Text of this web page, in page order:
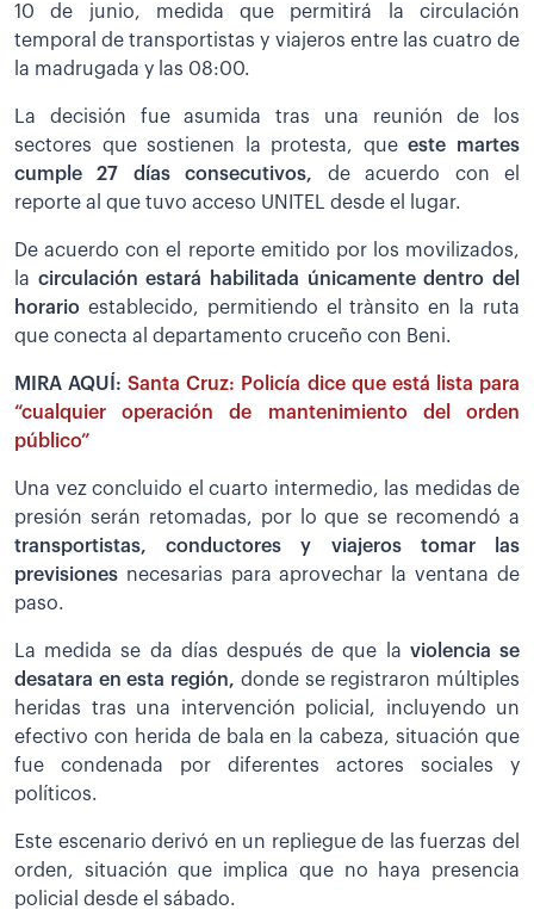
10 de junio, medida que permitirá la circulación
temporal de transportistas y viajeros entre las cuatro de
la madrugada y las 08:00.
La decisión fue asumida tras una reunión de los
sectores que sostienen la protesta, queeste martes
cumple 27 días consecutivos, de acuerdo con el
reporte al que tuvo acceso UNITEL desde el lugar.
De acuerdo con el reporte emitido por los movilizados,
la circulación estará habilitada únicamente dentro del
horario establecido, permitiendo el trànsito en la ruta
que conecta al departamento cruceño con Beni.
MIRA AQUÍ:Santa Cruz: Policía dice que está lista para
“cualquier operación de mantenimiento del orden
público”
Una vez concluido el cuarto intermedio, las medidas de
presión serán retomadas, por lo que se recomendó a
transportistas, conductores y viajeros tomar las
previsiones necesarias para aprovechar la ventana de
paso.
La medida se da días después de que la violencia se
desatara en esta región, donde se registraron múltiples
heridas tras una intervención policial, incluyendo un
efectivo con herida de bala en la cabeza, situación que
fue condenada por diferentes actores sociales y
políticos.
Este escenario derivó en un repliegue de las fuerzas del
orden, situación que implica que no haya presencia
policial desde el sábado.